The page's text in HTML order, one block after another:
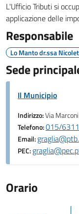
L'Ufficio Tributi si
applicazione delle
Responsabile
Lo Manto dr.ssa
Sede
Il Municipio
Indirizzo:Via
Telefono:015/
Email:
PEC:
Orario